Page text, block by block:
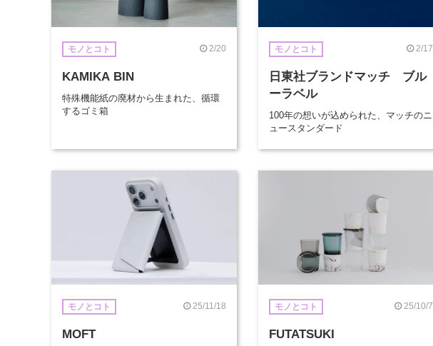
モノとコト 2/20
KAMIKA BIN
特殊機能紙の廃材から生まれた、循環
するゴミ箱
モノとコト 2/17
日東社ブランドマッチ ブル
ーラベル
100年の想いが込められた、マッチのニ
ュースタンダード
モノとコト 25/11/18
MOFT
モノとコト 25/10/7
FUTATSUKI